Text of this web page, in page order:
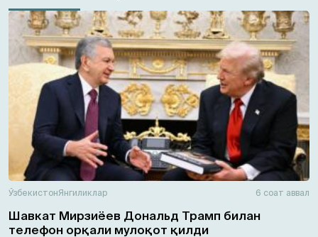
ЎзбекистонЯнгиликлар 6 соат аввал
Шавкат Мирзиёев Дональд Трамп билан
телефон орқали мулоқот қилди